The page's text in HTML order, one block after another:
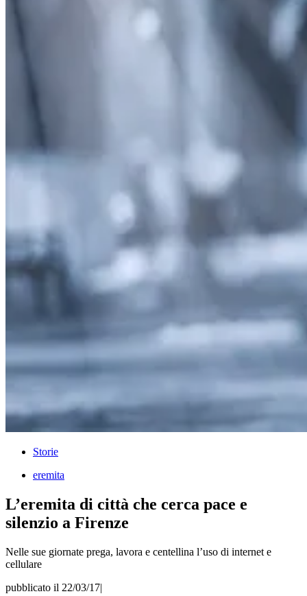
Storie
eremita
L’eremita di città che cerca pace e
silenzio a Firenze
Nelle sue giornate prega, lavora e centellina l’uso di internet e
cellulare
pubblicato il 22/03/17|